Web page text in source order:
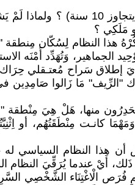
والسُّؤَال المَطروح هو التَّالِي : لماذا كانـت مُعظم الأحكام السِجِنِيَة، الصّادرة في حقّ
مَلَكِي ؟
هذا النظام لِسُكّان مِنطقة
الجماهير، وَتُهَدِّد أَمْنَه
سَراح مُعتـقلي حِرَاك
مَا زَالوا صَامِدِين في
منها، هَلْ هِيَ مِنْطقة
كانـت مِنْطَقَتُهُم، أو
أن هذا النظام السياسي
أَيْ عندما يُرَقِّيَ النظام
غَنْمِ فُرَص الْاغْتِنَاء الشَّخْصِي